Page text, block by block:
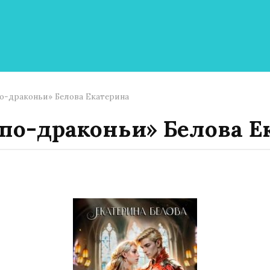
драконьи» Белова Екатерина
драконьи» Белова